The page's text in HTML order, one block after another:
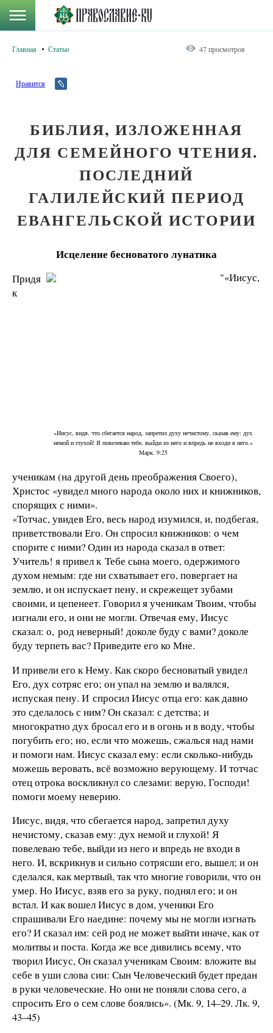
Главная Статьи 47 просмотров
Нравится
БИБЛИЯ, ИЗЛОЖЕННАЯ
ДЛЯ СЕМЕЙНОГО ЧТЕНИЯ.
ПОСЛЕДНИЙ
ГАЛИЛЕЙСКИЙ ПЕРИОД
ЕВАНГЕЛЬСКОЙ ИСТОРИИ
Исцеление бесноватого лунатика
«Иисус, видя, что сбегается народ, запретил духу нечистому, сказав ему: дух
немой и глухой! Я повелеваю тебе, выйди из него и впредь не входи в него.»
Марк. 9:25
Придя
к
ученикам (на другой день преображения Своего),
Христос «увидел много народа около них и книжников,
спорящих с ними».
«Тотчас, увидев Его, весь народ изумился, и, подбегая,
приветствовали Его. Он спросил книжников: о чем
спорите с ними? Один из народа сказал в ответ:
Учитель! я привел к Тебе сына моего, одержимого
духом немым: где ни схватывает его, повергает на
землю, и он испускает пену, и скрежещет зубами
своими, и цепенеет. Говорил я ученикам Твоим, чтобы
изгнали его, и они не могли. Отвечая ему, Иисус
сказал: о, род неверный! доколе буду с вами? доколе
буду терпеть вас? Приведите его ко Мне.
И привели его к Нему. Как скоро бесноватый увидел
Его, дух сотряс его; он упал на землю и валялся,
испуская пену. И спросил Иисус отца его: как давно
это сделалось с ним? Он сказал: с детства; и
многократно дух бросал его и в огонь и в воду, чтобы
погубить его; но, если что можешь, сжалься над нами
и помоги нам. Иисус сказал ему: если сколько-нибудь
можешь веровать, всё возможно верующему. И тотчас
отец отрока воскликнул со слезами: верую, Господи!
помоги моему неверию.
Иисус, видя, что сбегается народ, запретил духу
нечистому, сказав ему: дух немой и глухой! Я
повелеваю тебе, выйди из него и впредь не входи в
него. И, вскрикнув и сильно сотрясши его, вышел; и он
сделался, как мертвый, так что многие говорили, что он
умер. Но Иисус, взяв его за руку, поднял его; и он
встал. И как вошел Иисус в дом, ученики Его
спрашивали Его наедине: почему мы не могли изгнать
его? И сказал им: сей род не может выйти иначе, как от
молитвы и поста. Когда же все дивились всему, что
творил Иисус, Он сказал ученикам Своим: вложите вы
себе в уши слова сии: Сын Человеческий будет предан
в руки человеческие. Но они не поняли слова сего, а
спросить Его о сем слове боялись». (Мк. 9, 14–29. Лк. 9,
43–45)